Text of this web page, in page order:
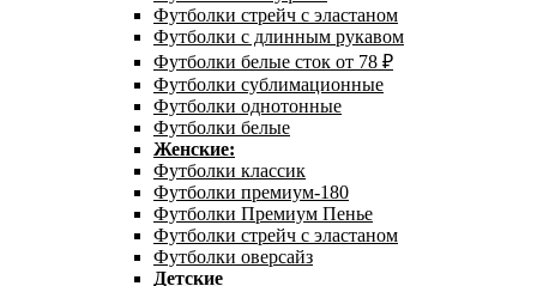
Футболки стрейч с эластаном
Футболки с длинным рукавом
Футболки белые сток от 78 ₽
Футболки сублимационные
Футболки однотонные
Футболки белые
Женские:
Футболки классик
Футболки премиум-180
Футболки Премиум Пенье
Футболки стрейч с эластаном
Футболки оверсайз
Детские